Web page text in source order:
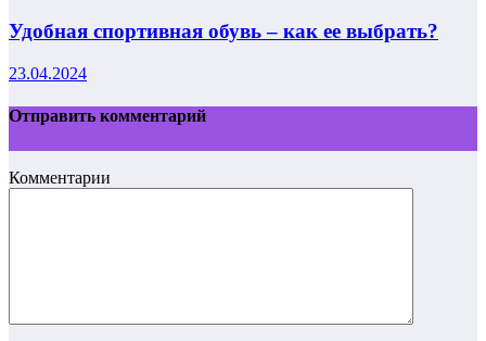
Удобная спортивная обувь – как ее выбрать?
23.04.2024
Отправить комментарий
Комментарии